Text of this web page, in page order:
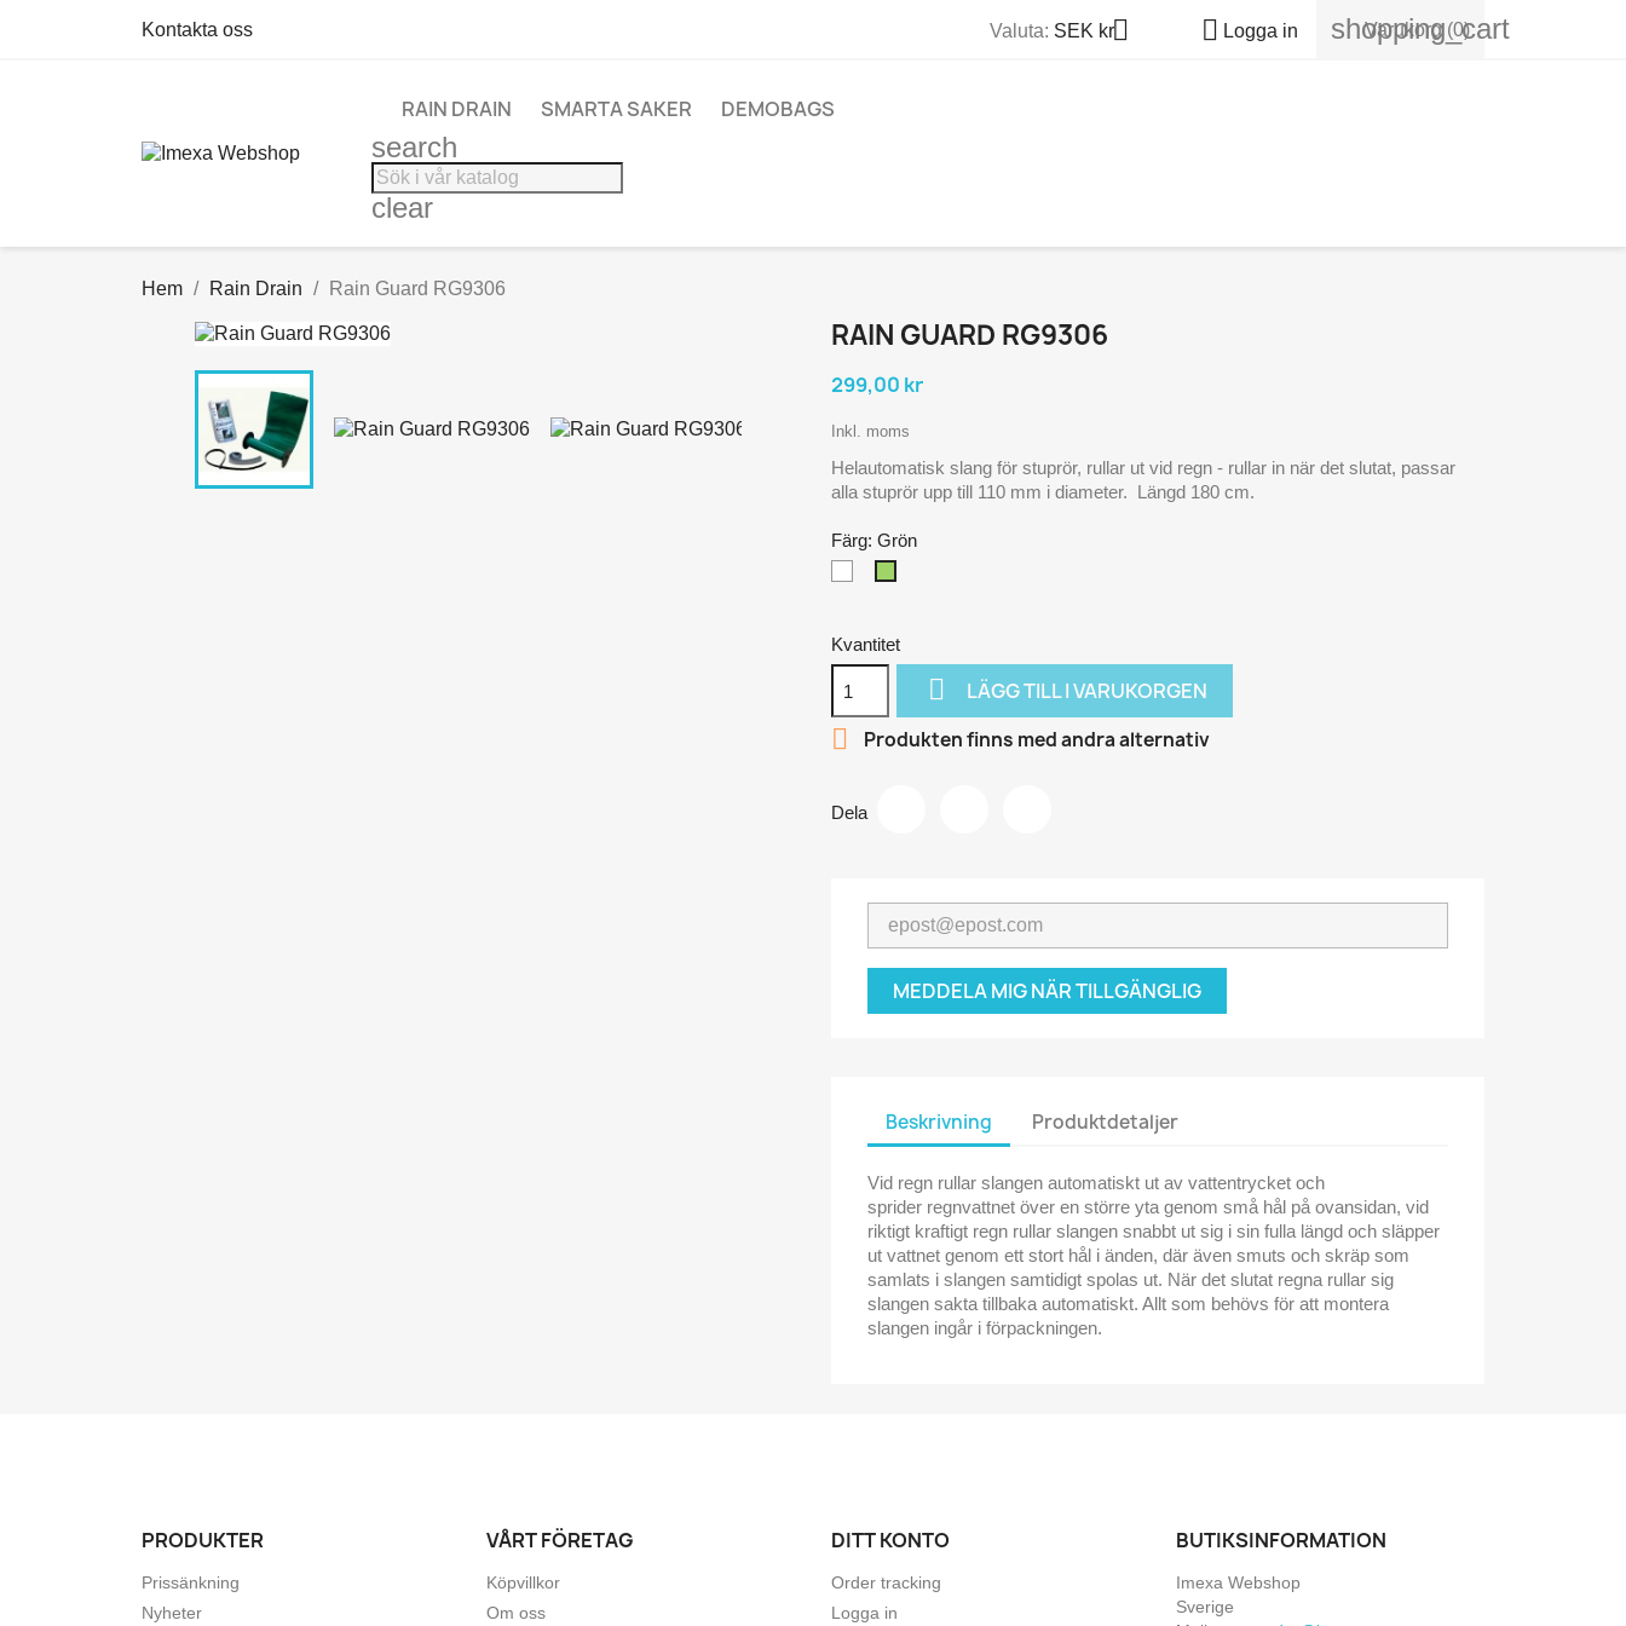
Kontakta oss Valuta: SEK kr  Logga in shopping_cart
Varukorg (0)
RAIN DRAIN SMARTA SAKER DEMOBAGS
search
clear
Hem Rain Drain Rain Guard RG9306
RAIN GUARD RG9306
299,00 kr
Inkl. moms
Helautomatisk slang för stuprör, rullar ut vid regn - rullar in när det slutat, passar
alla stuprör upp till 110 mm i diameter. Längd 180 cm.
Färg: Grön
Kvantitet
 LÄGG TILL I VARUKORGEN
 Produkten finns med andra alternativ
Dela
MEDDELA MIG NÄR TILLGÄNGLIG
Beskrivning Produktdetaljer
Vid regn rullar slangen automatiskt ut av vattentrycket och
sprider regnvattnet över en större yta genom små hål på ovansidan, vid
riktigt kraftigt regn rullar slangen snabbt ut sig i sin fulla längd och släpper
ut vattnet genom ett stort hål i änden, där även smuts och skräp som
samlats i slangen samtidigt spolas ut. När det slutat regna rullar sig
slangen sakta tillbaka automatiskt. Allt som behövs för att montera
slangen ingår i förpackningen.
PRODUKTER
Prissänkning
Nyheter
VÅRT FÖRETAG
Köpvillkor
Om oss
DITT KONTO
Order tracking
Logga in
BUTIKSINFORMATION
Imexa Webshop
Sverige